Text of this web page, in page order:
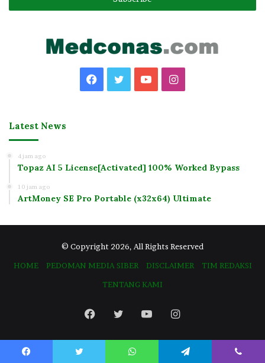
Facebook
TwitterYouTubeInstagram
Latest News
4 jam ago
Topaz AI 5 License[Activated] 100% Worked Bypass
10 jam ago
ArtMoney SE Pro Portable (x32x64) Ultimate
© Copyright 2026, All Rights Reserved
HOME
PEDOMAN MEDIA SIBER DISCLAIMER
TIM REDAKSI
TENTANG KAMI
Facebook
TwitterYouTubeInstagram